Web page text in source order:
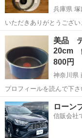
兵庫県 塚
いただきありがとうござい
ト新品未使用…
兵庫 尼崎市 塚口駅
美品
20cm
800円
神奈川県
プロフィールを読んで下さい。 1度使用しました。 写真に写
ものが全てです。
神奈川 藤沢市 調理
ローン
信販会社